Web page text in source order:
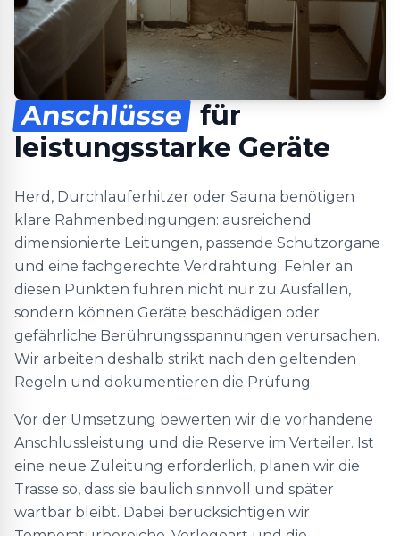
Anschlüsse für
leistungsstarke Geräte
Herd, Durchlauferhitzer oder Sauna benötigen
klare Rahmenbedingungen: ausreichend
dimensionierte Leitungen, passende Schutzorgane
und eine fachgerechte Verdrahtung. Fehler an
diesen Punkten führen nicht nur zu Ausfällen,
sondern können Geräte beschädigen oder
gefährliche Berührungsspannungen verursachen.
Wir arbeiten deshalb strikt nach den geltenden
Regeln und dokumentieren die Prüfung.
Vor der Umsetzung bewerten wir die vorhandene
Anschlussleistung und die Reserve im Verteiler. Ist
eine neue Zuleitung erforderlich, planen wir die
Trasse so, dass sie baulich sinnvoll und später
wartbar bleibt. Dabei berücksichtigen wir